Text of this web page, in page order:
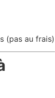
(pas au frais)